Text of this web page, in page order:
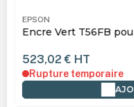
EPSON
Encre Vert T56FB
523,02 € HT
Rupture temporaire